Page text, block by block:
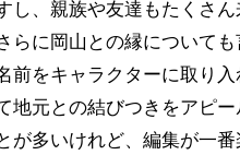
、親族や友達もたくさん
に岡山との縁について
前をキャラクターに取り
地元との結びつきをアピ
が多いけれど、編集が一